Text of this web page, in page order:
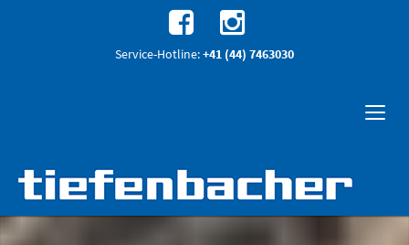
Service-Hotline:+41 (44) 7463030